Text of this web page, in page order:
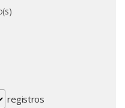
registros